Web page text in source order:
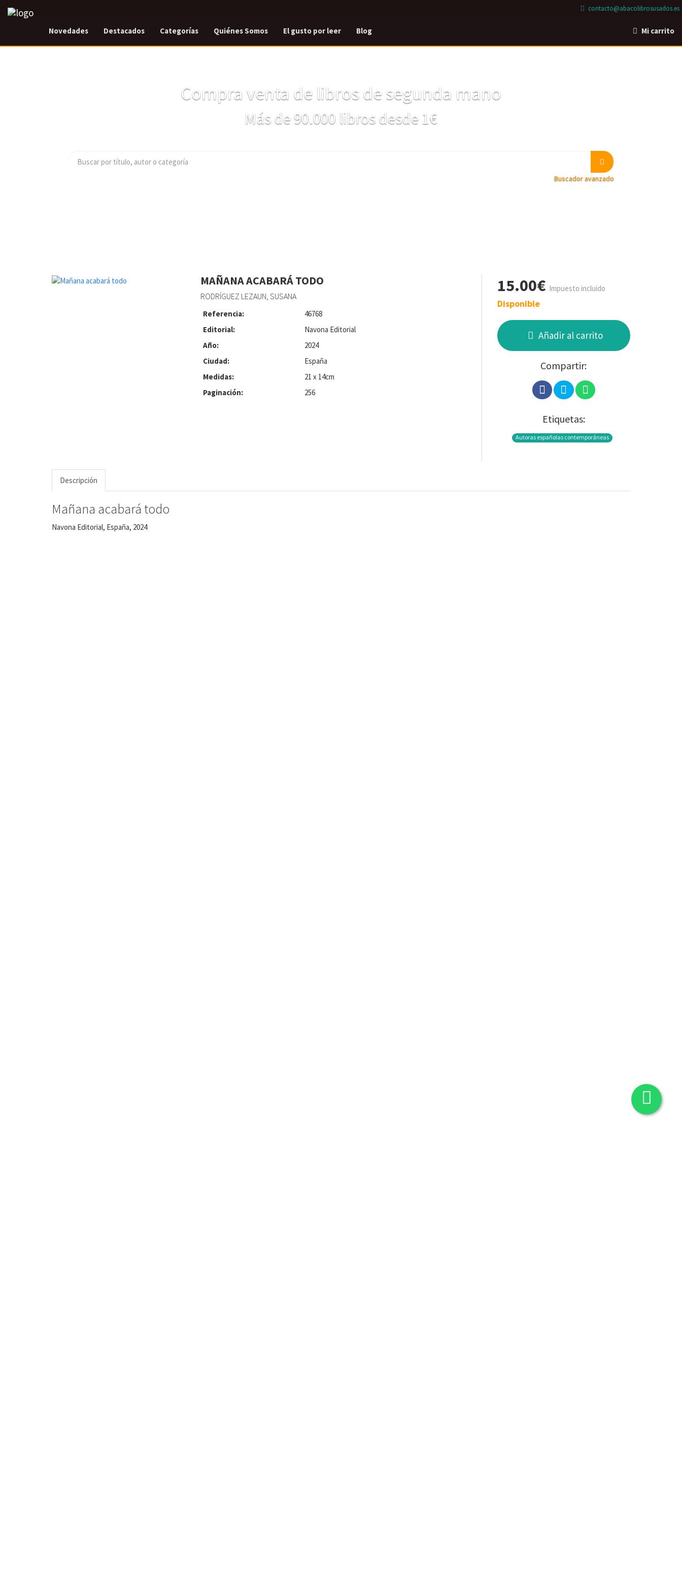
contacto@abacolibrosusados.es
Novedades Destacados Categorías Quiénes Somos El gusto por leer Blog Mi carrito
Compra venta de libros de segunda mano
Más de 90.000 libros desde 1€
Buscador avanzado
MAÑANA ACABARÁ TODO
RODRÍGUEZ LEZAUN, SUSANA
Referencia:
46768
Editorial:
Navona Editorial
Año:
2024
Ciudad:
España
Medidas:
21 x 14cm
Paginación:
256
15.00€ Impuesto incluido
Disponible
Añadir al carrito
Compartir:
Etiquetas:
Autoras españolas contemporáneas
Descripción
Mañana acabará todo
Navona Editorial, España, 2024